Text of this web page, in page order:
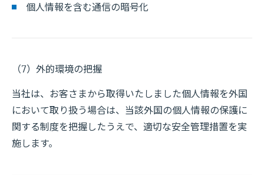
個人情報を含む通信の暗号化
（7）外的環境の把握
当社は、お客さまから取得いたしました個人情報を外国
において取り扱う場合は、当該外国の個人情報の保護に
関する制度を把握したうえで、適切な安全管理措置を実
施します。